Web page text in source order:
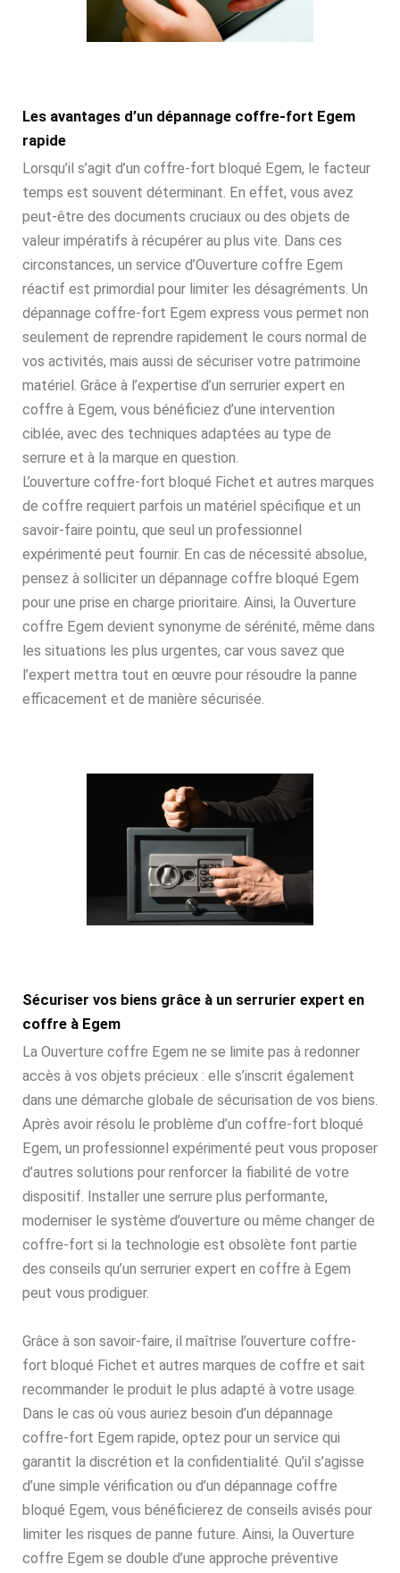
Les avantages d’un dépannage coffre-fort Egem
rapide
Lorsqu’il s’agit d’un coffre-fort bloqué Egem, le facteur
temps est souvent déterminant. En effet, vous avez
peut-être des documents cruciaux ou des objets de
valeur impératifs à récupérer au plus vite. Dans ces
circonstances, un service d’Ouverture coffre Egem
réactif est primordial pour limiter les désagréments. Un
dépannage coffre-fort Egem express vous permet non
seulement de reprendre rapidement le cours normal de
vos activités, mais aussi de sécuriser votre patrimoine
matériel. Grâce à l’expertise d’un serrurier expert en
coffre à Egem, vous bénéficiez d’une intervention
ciblée, avec des techniques adaptées au type de
serrure et à la marque en question.
L’ouverture coffre-fort bloqué Fichet et autres marques
de coffre requiert parfois un matériel spécifique et un
savoir-faire pointu, que seul un professionnel
expérimenté peut fournir. En cas de nécessité absolue,
pensez à solliciter un dépannage coffre bloqué Egem
pour une prise en charge prioritaire. Ainsi, la Ouverture
coffre Egem devient synonyme de sérénité, même dans
les situations les plus urgentes, car vous savez que
l’expert mettra tout en œuvre pour résoudre la panne
efficacement et de manière sécurisée.
Sécuriser vos biens grâce à un serrurier expert en
coffre à Egem
La Ouverture coffre Egem ne se limite pas à redonner
accès à vos objets précieux : elle s’inscrit également
dans une démarche globale de sécurisation de vos biens.
Après avoir résolu le problème d’un coffre-fort bloqué
Egem, un professionnel expérimenté peut vous proposer
d’autres solutions pour renforcer la fiabilité de votre
dispositif. Installer une serrure plus performante,
moderniser le système d’ouverture ou même changer de
coffre-fort si la technologie est obsolète font partie
des conseils qu’un serrurier expert en coffre à Egem
peut vous prodiguer.
Grâce à son savoir-faire, il maîtrise l’ouverture coffre-
fort bloqué Fichet et autres marques de coffre et sait
recommander le produit le plus adapté à votre usage.
Dans le cas où vous auriez besoin d’un dépannage
coffre-fort Egem rapide, optez pour un service qui
garantit la discrétion et la confidentialité. Qu’il s’agisse
d’une simple vérification ou d’un dépannage coffre
bloqué Egem, vous bénéficierez de conseils avisés pour
limiter les risques de panne future. Ainsi, la Ouverture
coffre Egem se double d’une approche préventive